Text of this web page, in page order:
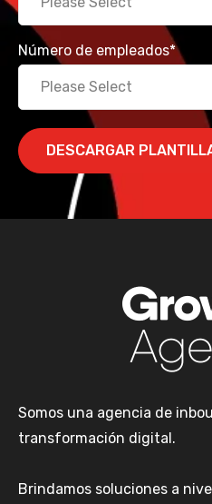
Número de empleados*
Somos una agencia de
transformación digital.
Brindamos soluciones a